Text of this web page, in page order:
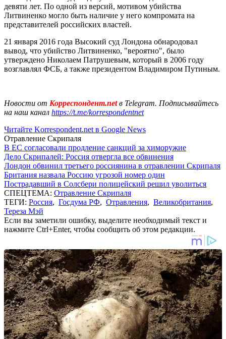
девяти лет. По одной из версий, мотивом убийства
Литвиненко могло быть наличие у него компромата на
представителей российских властей.
21 января 2016 года Высокий суд Лондона обнародовал
вывод, что убийство Литвиненко, "вероятно", было
утверждено Николаем Патрушевым, который в 2006 году
возглавлял ФСБ, а также президентом Владимиром Путиным.
Новости от Корреспондент.netв Telegram. Подписывайтесь
на наш канал https://t.me/korrespondentnet
Читайте Korrespondent.net в Google News
Отравление Скрипаля
В ЕС согласовали продление санкций за химоружие
Дело Скрипалей: Россия отвергла все обвинения
Лондон обвинил третьего россиянина в отравлении Скрипаля
Британия назвала Россию угрозой номер один
Пострадавший в Солсбери полицейский решил уволиться
СПЕЦТЕМА: Отравление Скрипаля
ТЕГИ: Россия, Госдума РФ, Отравления, Великобритания,
Тереза Мэй
Если вы заметили ошибку, выделите необходимый текст и
нажмите Ctrl+Enter, чтобы сообщить об этом редакции.